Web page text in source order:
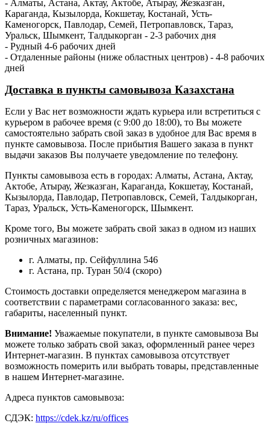
- Алматы, Астана, Актау, Актобе, Атырау, Жезказган,
Караганда, Кызылорда, Кокшетау, Костанай, Усть-
Каменогорск, Павлодар, Семей, Петропавловск, Тараз,
Уральск, Шымкент, Талдыкорган - 2-3 рабочих дня
- Рудный 4-6 рабочих дней
- Отдаленные районы (ниже областных центров) - 4-8 рабочих
дней
Доставка в пункты самовывоза Казахстана
Если у Вас нет возможности ждать курьера или встретиться с
курьером в рабочее время (с 9:00 до 18:00), то Вы можете
самостоятельно забрать свой заказ в удобное для Вас время в
пункте самовывоза. После прибытия Вашего заказа в пункт
выдачи заказов Вы получаете уведомление по телефону.
Пункты самовывоза есть в городах: Алматы, Астана, Актау,
Актобе, Атырау, Жезказган, Караганда, Кокшетау, Костанай,
Кызылорда, Павлодар, Петропавловск, Семей, Талдыкорган,
Тараз, Уральск, Усть-Каменогорск, Шымкент.
Кроме того, Вы можете забрать свой заказ в одном из наших
розничных магазинов:
г. Алматы, пр. Сейфуллина 546
г. Астана, пр. Туран 50/4 (скоро)
Стоимость доставки определяется менеджером магазина в
соответствии с параметрами согласованного заказа: вес,
габариты, населенный пункт.
Внимание! Уважаемые покупатели, в пункте самовывоза Вы
можете только забрать свой заказ, оформленный ранее через
Интернет-магазин. В пунктах самовывоза отсутствует
возможность померить или выбрать товары, представленные
в нашем Интернет-магазине.
Адреса пунктов самовывоза:
СДЭК: https://cdek.kz/ru/offices